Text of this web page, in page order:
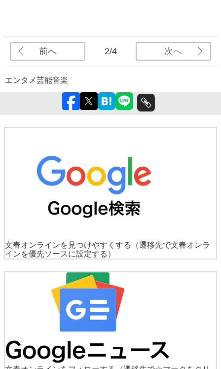
前へ 2/4 次へ
エンタメ芸能音楽
文春オンラインを見つけやすくする
（遷移先で文春オンラ
インを優先ソースに設定する）